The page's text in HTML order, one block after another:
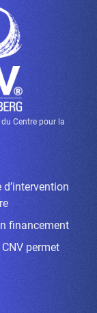
Centre pour la
d’intervention
financement
permet